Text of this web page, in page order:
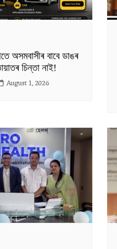
অসমবাসীৰ বাবে ডাঙৰ
চিন্তা নাই!
August 1, 2026